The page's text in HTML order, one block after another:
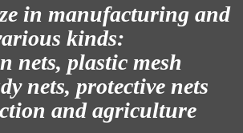
LƯỚI CHẮN GIÓ
in manufacturing and
kinds:
nets, plastic mesh
nets, protective nets
and agriculture